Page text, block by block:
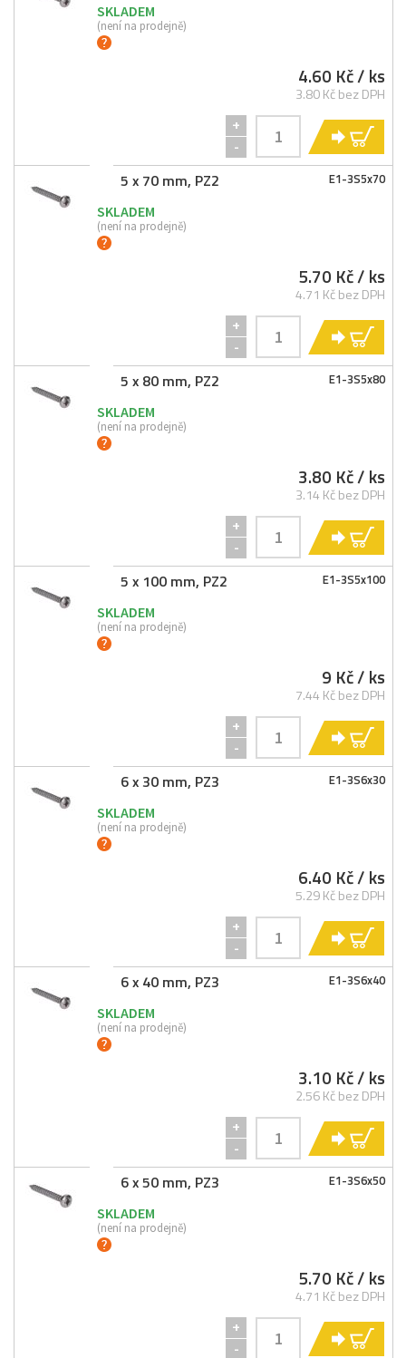
SKLADEM
(není na prodejně)
4.60 Kč/ ks
3.80 Kč bez DPH
+
-
E1-3S5x70
5 x 70 mm, PZ2
SKLADEM
(není na prodejně)
5.70 Kč/ ks
4.71 Kč bez DPH
+
-
E1-3S5x80
5 x 80 mm, PZ2
SKLADEM
(není na prodejně)
3.80 Kč/ ks
3.14 Kč bez DPH
+
-
E1-3S5x100
5 x 100 mm, PZ2
SKLADEM
(není na prodejně)
9 Kč/ ks
7.44 Kč bez DPH
+
-
E1-3S6x30
6 x 30 mm, PZ3
SKLADEM
(není na prodejně)
6.40 Kč/ ks
5.29 Kč bez DPH
+
-
E1-3S6x40
6 x 40 mm, PZ3
SKLADEM
(není na prodejně)
3.10 Kč/ ks
2.56 Kč bez DPH
+
-
E1-3S6x50
6 x 50 mm, PZ3
SKLADEM
(není na prodejně)
5.70 Kč/ ks
4.71 Kč bez DPH
+
-